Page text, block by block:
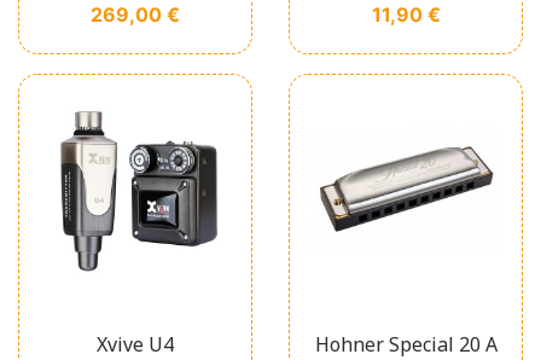
Prix
269,00 € Prix
11,90 €
Xvive U4 Hohner Special 20 A